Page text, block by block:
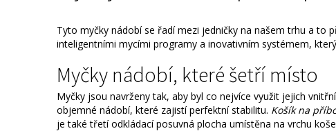
Tyto myčky nádobí se řadí mezi jedničky na našem trhu a to
inteligentními mycími programy a inovativním systémem,
Myčky nádobí, které šetří místo
Myčky jsou navrženy tak, aby byl co nejvíce využit jejich
objemné nádobí, které zajistí perfektní stabilitu. Košík na
je také třetí odkládací posuvná plocha umístěna na vrchu